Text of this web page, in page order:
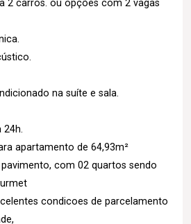
2 carros. ou opções com 2 vagas
na suíte e sala.
24h.
apartamento de 64,93m²
com 02 quartos sendo
condicoes de parcelamento